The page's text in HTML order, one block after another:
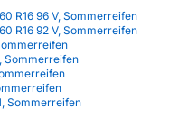
R16 96 V, Sommerreifen
R16 92 V, Sommerreifen
Sommerreifen
Sommerreifen